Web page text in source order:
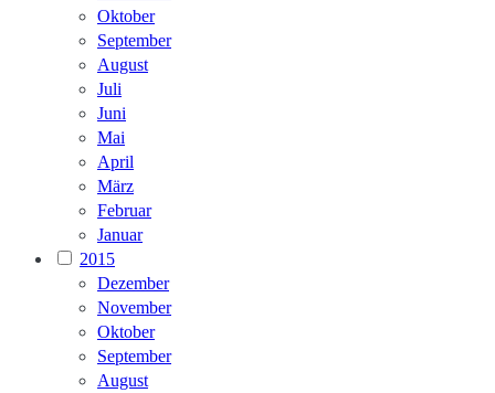
Oktober
September
August
Juli
Juni
Mai
April
März
Februar
Januar
2015
Dezember
November
Oktober
September
August